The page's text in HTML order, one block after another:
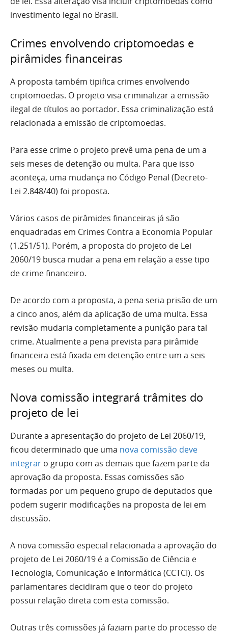
investimento legal no Brasil.
Crimes envolvendo criptomoedas e
pirâmides financeiras
A proposta também tipifica crimes envolvendo
criptomoedas. O projeto visa criminalizar a emissão
ilegal de títulos ao portador. Essa criminalização está
relacionada a emissão de criptomoedas.
Para esse crime o projeto prevê uma pena de um a
seis meses de detenção ou multa. Para que isso
aconteça, uma mudança no Código Penal (Decreto-
Lei 2.848/40) foi proposta.
Vários casos de pirâmides financeiras já são
enquadradas em Crimes Contra a Economia Popular
(1.251/51). Porém, a proposta do projeto de Lei
2060/19 busca mudar a pena em relação a esse tipo
de crime financeiro.
De acordo com a proposta, a pena seria prisão de um
a cinco anos, além da aplicação de uma multa. Essa
revisão mudaria completamente a punição para tal
crime. Atualmente a pena prevista para pirâmide
financeira está fixada em detenção entre um a seis
meses ou multa.
Nova comissão integrará trâmites do
projeto de lei
Durante a apresentação do projeto de Lei 2060/19,
ficou determinado que uma nova comissão deve
integrar o grupo com as demais que fazem parte da
aprovação da proposta. Essas comissões são
formadas por um pequeno grupo de deputados que
podem sugerir modificações na proposta de lei em
discussão.
A nova comissão especial relacionada a aprovação do
projeto de Lei 2060/19 é a Comissão de Ciência e
Tecnologia, Comunicação e Informática (CCTCI). Os
parlamentares decidiram que o teor do projeto
possui relação direta com esta comissão.
Outras três comissões já faziam parte do processo de